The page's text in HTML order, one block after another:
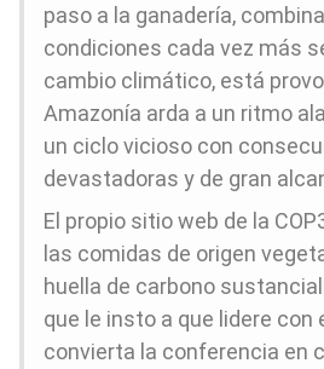
paso a la ganadería,
condiciones cada vez más
cambio climático, está
Amazonía arda a un ritmo
un ciclo vicioso con
devastadoras y de gran
El propio sitio web de la
las comidas de origen
huella de carbono
que le insto a que lidere con
convierta la conferencia en